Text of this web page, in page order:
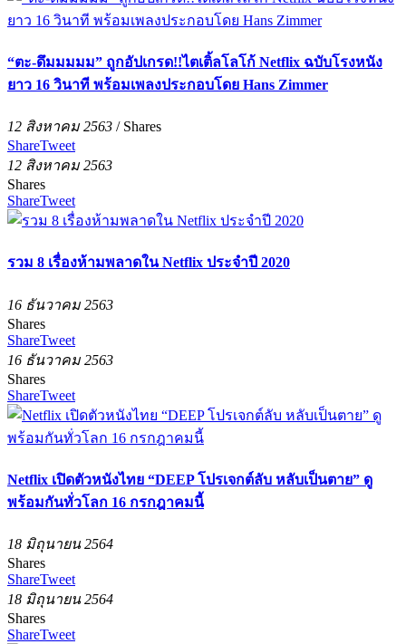
“ตะ-ดึมมมมม” ถูกอัปเกรด!!ไตเติ้ลโลโก้ Netflix ฉบับโรงหนัง
ยาว 16 วินาที พร้อมเพลงประกอบโดย Hans Zimmer
12 สิงหาคม 2563 / Shares
ShareTweet
12 สิงหาคม 2563
Shares
ShareTweet
รวม 8 เรื่องห้ามพลาดใน Netflix ประจำปี 2020
16 ธันวาคม 2563
Shares
ShareTweet
16 ธันวาคม 2563
Shares
ShareTweet
Netflix เปิดตัวหนังไทย “DEEP โปรเจกต์ลับ หลับเป็นตาย” ดู
พร้อมกันทั่วโลก 16 กรกฎาคมนี้
18 มิถุนายน 2564
Shares
ShareTweet
18 มิถุนายน 2564
Shares
ShareTweet